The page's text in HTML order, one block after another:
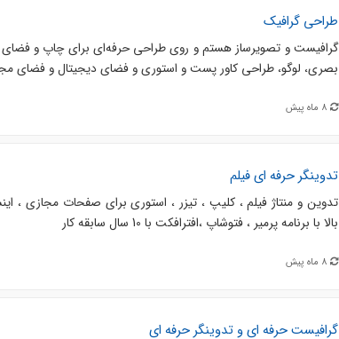
طراحی گرافیک
گرافیست و تصویرساز هستم و روی طراحی‌ حرفه‌ای برای چاپ و فضای
بصری، لوگو، طراحی کاور پست و استوری و فضای دیجیتال و فضای
8 ماه پیش
تدوینگر حرفه ای فیلم
تدوین و منتاژ فیلم ، کلیپ ، تیزر ، استوری برای صفحات مجازی ،
بالا با برنامه پرمیر ، فتوشاپ ،افترافکت با 10 سال سابقه کار
8 ماه پیش
گرافیست حرفه ای و تدوینگر حرفه ای